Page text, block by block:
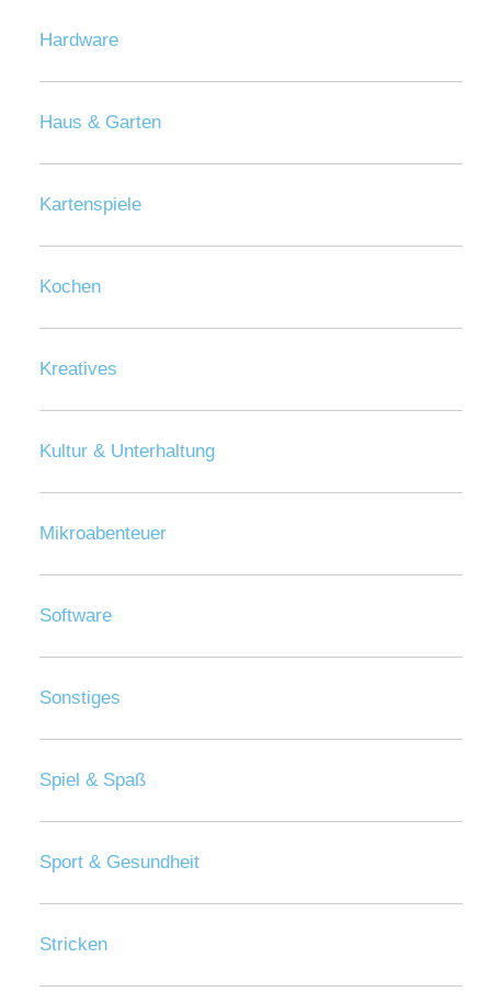
Hardware
Haus & Garten
Kartenspiele
Kochen
Kreatives
Kultur & Unterhaltung
Mikroabenteuer
Software
Sonstiges
Spiel & Spaß
Sport & Gesundheit
Stricken